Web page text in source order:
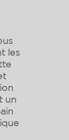
les
un